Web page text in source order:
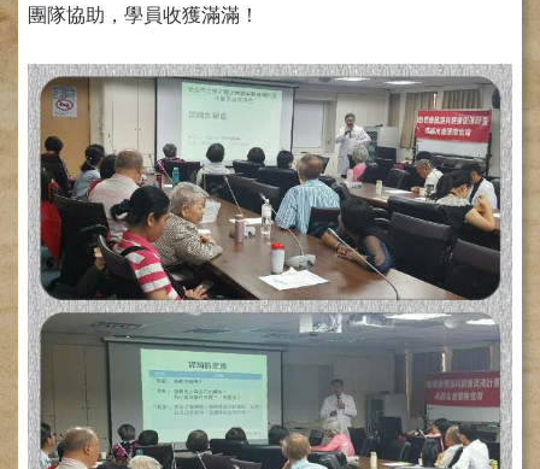
路
掛
號
就
醫
指
南
臺
灣
中
醫
國
際
交
流
團隊協助，學員收獲滿滿！